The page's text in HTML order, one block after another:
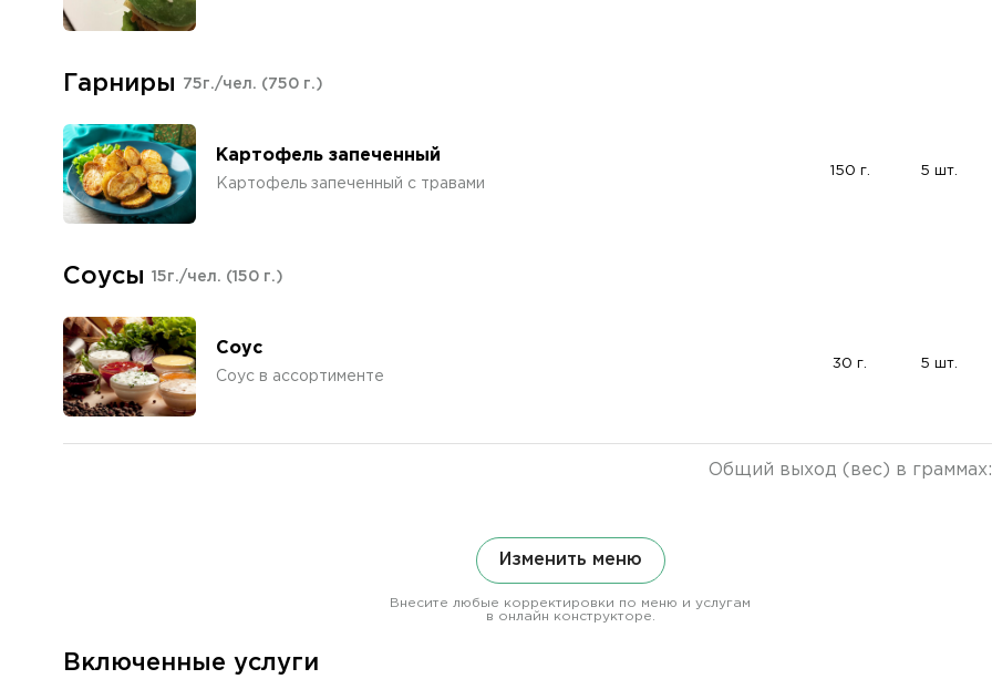
Гарниры 75г./чел. (750 г.)
Картофель запеченный
Картофель запеченный с травами
150 г. 5 шт.
Соусы 15г./чел. (150 г.)
Соус
Соус в ассортименте
30 г. 5 шт.
Общий выход (вес) в граммах:
Изменить меню
Внесите любые корректировки по меню и услугам
в онлайн конструкторе.
Включенные услуги